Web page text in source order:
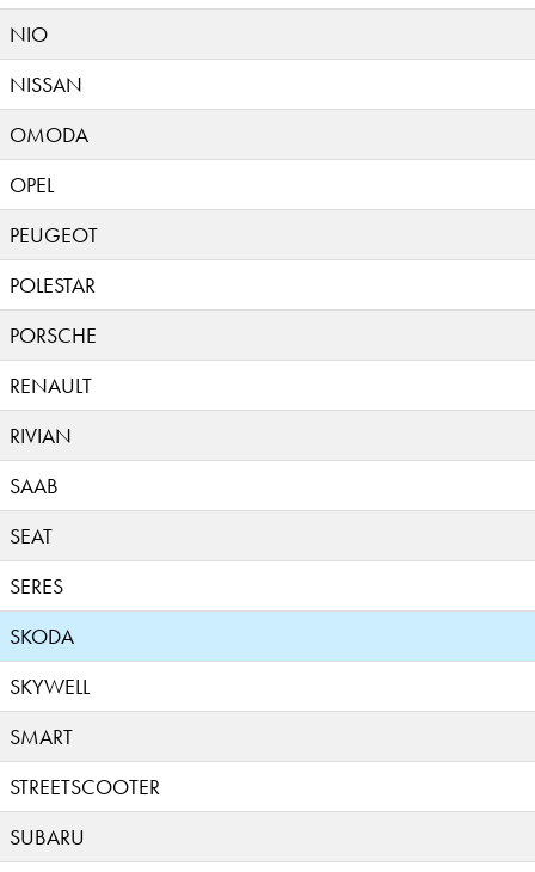
NIO
NISSAN
OMODA
OPEL
PEUGEOT
POLESTAR
PORSCHE
RENAULT
RIVIAN
SAAB
SEAT
SERES
SKODA
SKYWELL
SMART
STREETSCOOTER
SUBARU